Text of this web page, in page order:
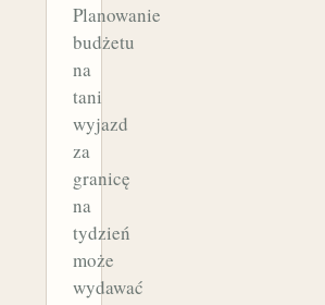
Planowanie
budżetu
na
tani
wyjazd
za
granicę
na
tydzień
może
wydawać